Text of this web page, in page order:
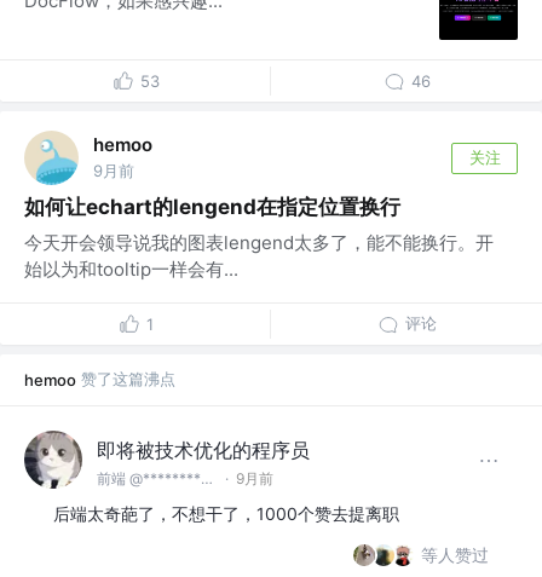
53 46
hemoo
9月前
关注
如何让echart的lengend在指定位置换行
今天开会领导说我的图表lengend太多了，能不能换行。开
始以为和tooltip一样会有...
1 评论
hemoo 赞了这篇沸点
即将被技术优化的程序员
前端 @************ · 9月前
后端太奇葩了，不想干了，1000个赞去提离职
等人赞过